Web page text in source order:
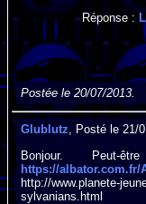
Réponse :
Postée le 20/07/2013.
Glublutz, Posté le 21/
Bonjour. Peut-
https://albator.com.fr/
http://www.planete-
sylvanians.html